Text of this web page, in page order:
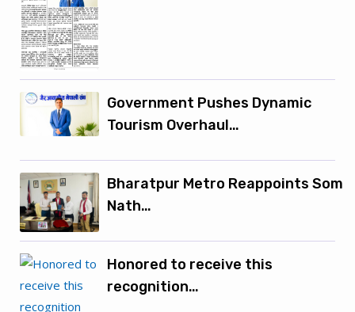
Government Pushes Dynamic
Tourism Overhaul…
Bharatpur Metro Reappoints Som
Nath…
Honored to receive this
recognition…